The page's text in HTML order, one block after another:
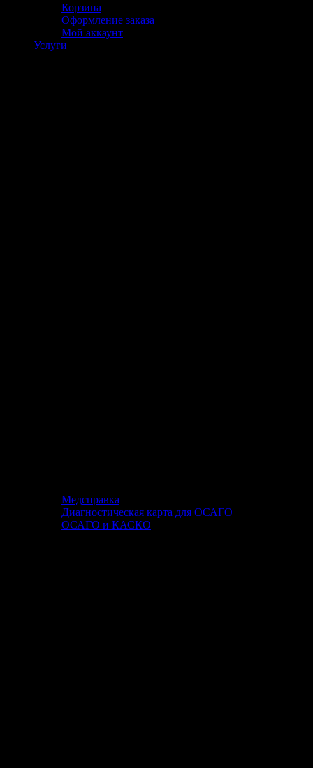
Корзина
Оформление заказа
Мой аккаунт
Услуги
Медсправка
Диагностическая карта для ОСАГО
ОСАГО и КАСКО